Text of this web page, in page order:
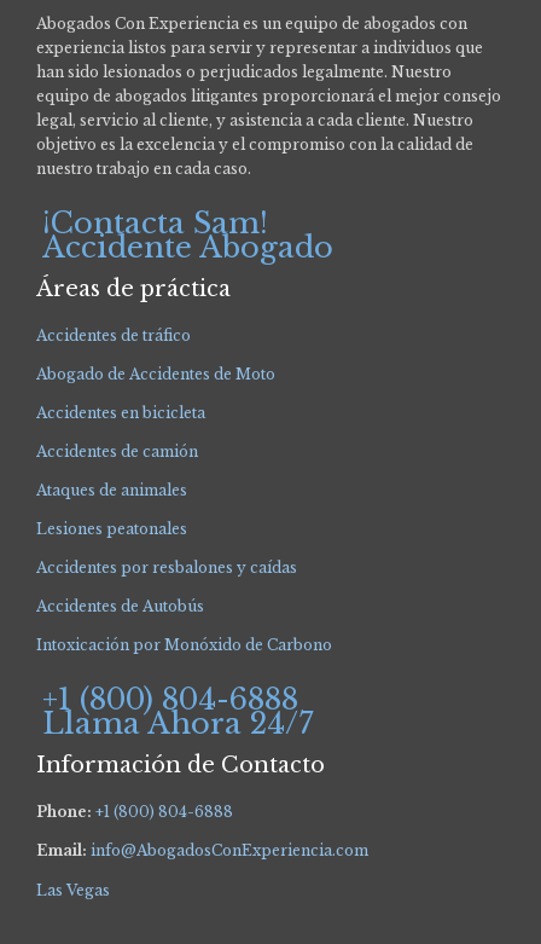
Abogados Con Experiencia es un equipo de abogados con
experiencia listos para servir y representar a individuos que
han sido lesionados o perjudicados legalmente. Nuestro
equipo de abogados litigantes proporcionará el mejor consejo
legal, servicio al cliente, y asistencia a cada cliente. Nuestro
objetivo es la excelencia y el compromiso con la calidad de
nuestro trabajo en cada caso.
¡Contacta Sam!
Accidente Abogado
Áreas de práctica
Accidentes de tráfico
Abogado de Accidentes de Moto
Accidentes en bicicleta
Accidentes de camión
Ataques de animales
Lesiones peatonales
Accidentes por resbalones y caídas
Accidentes de Autobús
Intoxicación por Monóxido de Carbono
+1 (800) 804-6888
Llama Ahora 24/7
Información de Contacto
Phone: +1 (800) 804-6888
Email: info@AbogadosConExperiencia.com
Las Vegas